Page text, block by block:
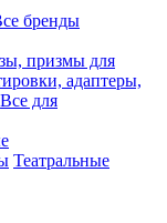
бренды
призмы для
адаптеры,
Все для
Театральные